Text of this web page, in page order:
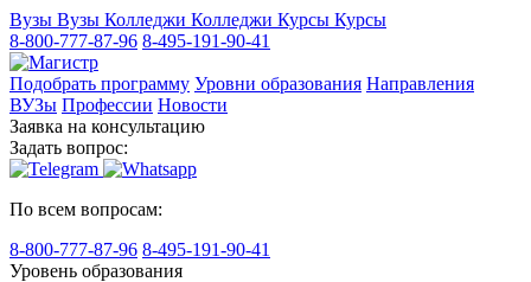
Вузы Вузы Колледжи Колледжи Курсы Курсы
8-800-777-87-96 8-495-191-90-41
Подобрать программу Уровни образования Направления
ВУЗы Профессии Новости
Заявка на консультацию
Задать вопрос:
По всем вопросам:
8-800-777-87-96 8-495-191-90-41
Уровень образования